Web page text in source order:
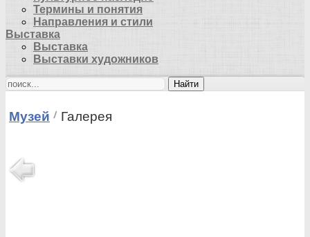
Термины и понятия
Направления и стили
Выставка
Выставка
Выставки художников
Найти
Музей Галерея